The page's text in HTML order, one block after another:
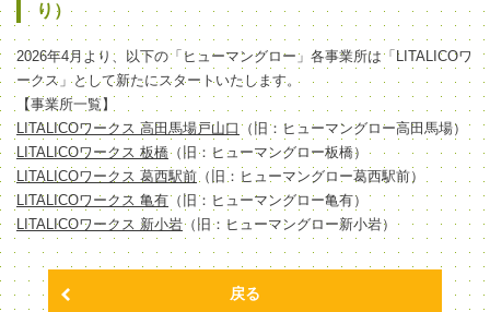
り）
2026年4月より、以下の「ヒューマングロー」各事業所は「LITALICOワ
ークス」として新たにスタートいたします。
【事業所一覧】
LITALICOワークス 高田馬場戸山口 （旧：ヒューマングロー高田馬場）
LITALICOワークス 板橋（旧：ヒューマングロー板橋）
LITALICOワークス 葛西駅前 （旧：ヒューマングロー葛西駅前）
LITALICOワークス 亀有（旧：ヒューマングロー亀有）
LITALICOワークス 新小岩（旧：ヒューマングロー新小岩）
戻る